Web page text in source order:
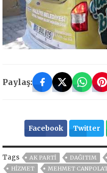
Paylaş:
Facebook Twitter
Tags AK PARTİ DAĞITIM
HİZMET
MEHMET